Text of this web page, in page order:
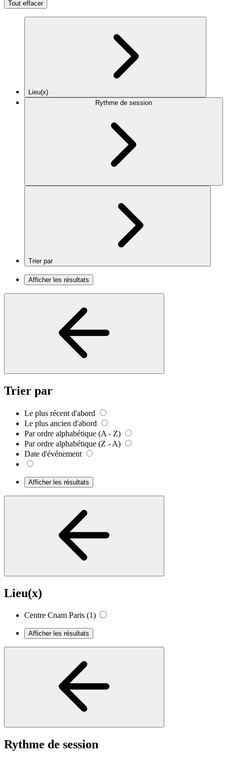
Tout effacer
Lieu(x)
Rythme de session
Trier par
Afficher les résultats
Trier par
Le plus récent d'abord
Le plus ancien d'abord
Par ordre alphabétique (A - Z)
Par ordre alphabétique (Z - A)
Date d'événement
Afficher les résultats
Lieu(x)
Centre Cnam Paris (1)
Afficher les résultats
Rythme de session